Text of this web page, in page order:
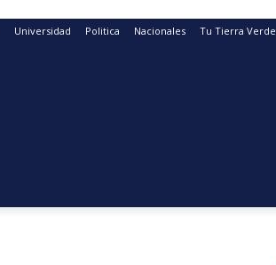
Universidad Politica Nacionales Tu Tierra Verde